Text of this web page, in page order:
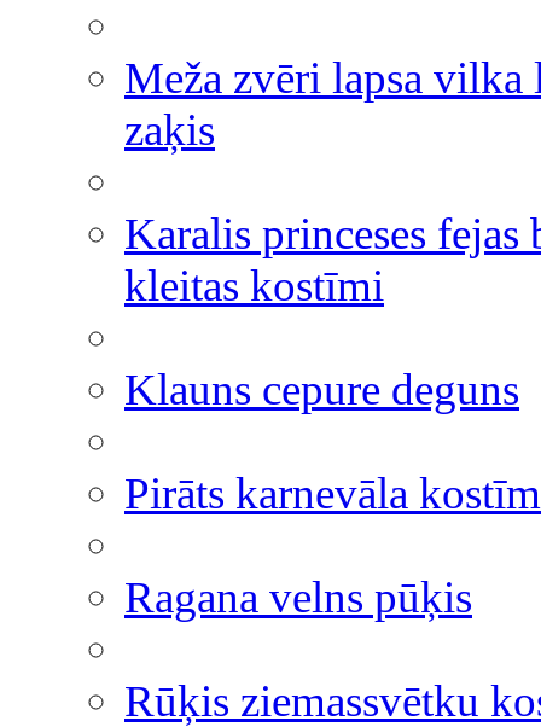
Meža zvēri lapsa vilka
zaķis
Karalis princeses fejas
kleitas kostīmi
Klauns cepure deguns
Pirāts karnevāla
Ragana velns pūķis
Rūķis ziemassvētku